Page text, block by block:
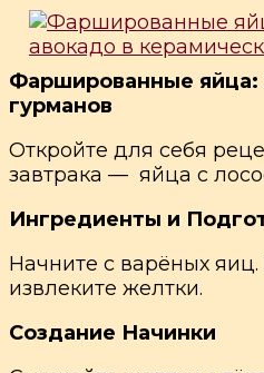
Фаршированные яйца:
гурманов
Откройте для себя
завтрака — яйца с
Ингредиенты и
Начните с варёных яиц.
извлеките желтки.
Создание Начинки